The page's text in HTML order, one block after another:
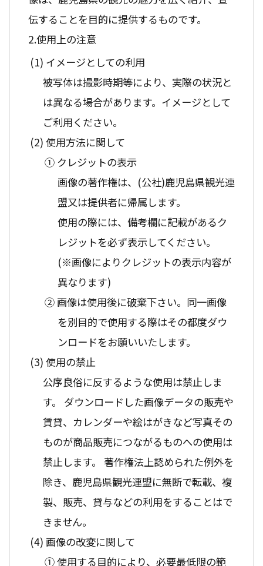
伝することを目的に提供するものです。
使用上の注意
イメージとしての利用
被写体は撮影時期等により、実際の状況と
は異なる場合があります。イメージとして
ご利用ください。
使用方法に関して
① クレジットの表示
画像の著作権は、(公社)鹿児島県観光連
盟又は提供者に帰属します。
使用の際には、備考欄に記載があるク
レジットを必ず表示してください。
(※画像によりクレジットの表示内容が
異なります)
② 画像は使用後に破棄下さい。同一画像
を別目的で使用する際はその都度ダウ
ンロードをお願いいたします。
使用の禁止
公序良俗に反するような使用は禁止しま
す。 ダウンロードした画像データの販売や
賃貸、カレンダーや絵はがきなど写真その
ものが商品販売につながるものへの使用は
禁止します。 著作権法上認められた例外を
除き、鹿児島県観光連盟に無断で転載、複
製、販売、貸与などの利用をすることはで
きません。
画像の改変に関して
① 使用する目的により、必要最低限の範